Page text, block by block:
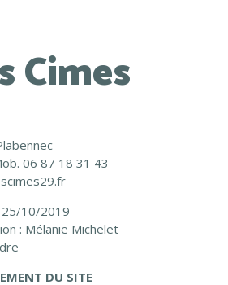
Cimes
06 87 18 31 43
25/10/2019
: Mélanie Michelet
DU SITE